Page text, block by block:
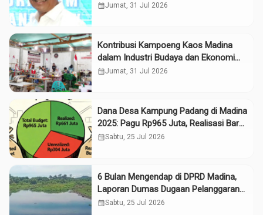
calendar_monthJumat, 31 Jul 2026
Kontribusi Kampoeng Kaos Madina
dalam Industri Budaya dan Ekonomi
Daerah
calendar_monthJumat, 31 Jul 2026
Dana Desa Kampung Padang di Madina
2025: Pagu Rp965 Juta, Realisasi Baru
Rp661 Juta
calendar_monthSabtu, 25 Jul 2026
6 Bulan Mengendap di DPRD Madina,
Laporan Dumas Dugaan Pelanggaran
PT Rendi Tak Digubris
calendar_monthSabtu, 25 Jul 2026